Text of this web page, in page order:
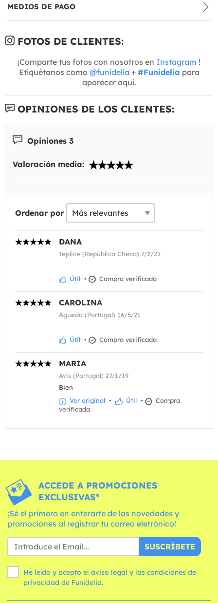
MEDIOS DE PAGO
FOTOS DE CLIENTES:
¡Comparte tus fotos con nosotros en Instagram !
Etiquétanos como @funidelia + #Funidelia para
aparecer aquí.
OPINIONES DE LOS CLIENTES:
Opiniones 3
Valoración media:
Ordenar por
DANA
Teplice (República Checa) 7/2/22
Útil • Compra verificada
CAROLINA
Agueda (Portugal) 16/5/21
Útil • Compra verificada
MARIA
Avis (Portugal) 27/1/19
Bien
Ver original • Útil •
Compra
verificada
ACCEDE A PROMOCIONES
EXCLUSIVAS*
¡Sé el primero en enterarte de las novedades y
promociones al registrar tu correo eletrónico!
SUSCRÍBETE
He leído y acepto el aviso legal y las condiciones
privacidad de Funidelia.